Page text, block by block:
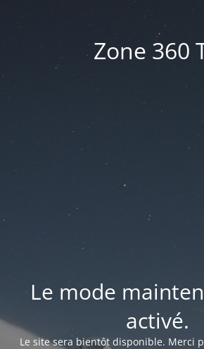
Zone 360
Le mode
activé.
Le site sera bientôt disponible. Merci